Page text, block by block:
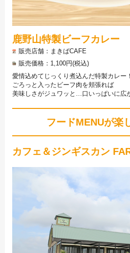
鹿野山特製ビーフカレー
販売店舗
まきばCAFE
販売価格
1,100円(税込)
愛情込めてじっくり煮込んだ特製カレー！
ごろっと入ったビーフ肉を頬張れば
美味しさがジュワッと…口いっぱいに広
フードMENUが楽
カフェ＆ジンギスカン